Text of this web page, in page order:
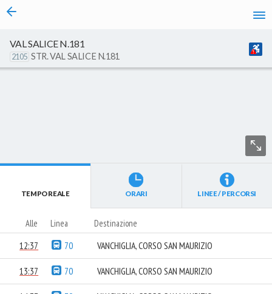
vai al contenuto
VAL SALICE N.181
2105 STR. VAL SALICE N.181
TEMPO REALE ORARI LINEE / PERCORSI
Alle Linea Destinazione
12:37 70 VANCHIGLIA, CORSO SAN MAURIZIO
13:37 70 VANCHIGLIA, CORSO SAN MAURIZIO